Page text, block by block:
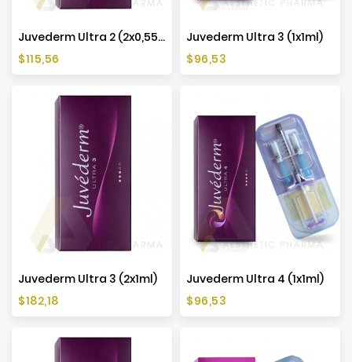
Juvederm Ultra 2 (2x0,55ml)
Cena
$115,56
Juvederm Ultra 3 (1x1ml)
Cena
$96,53
Juvederm Ultra 3 (2x1ml)
Cena
$182,18
Juvederm Ultra 4 (1x1ml)
Cena
$96,53